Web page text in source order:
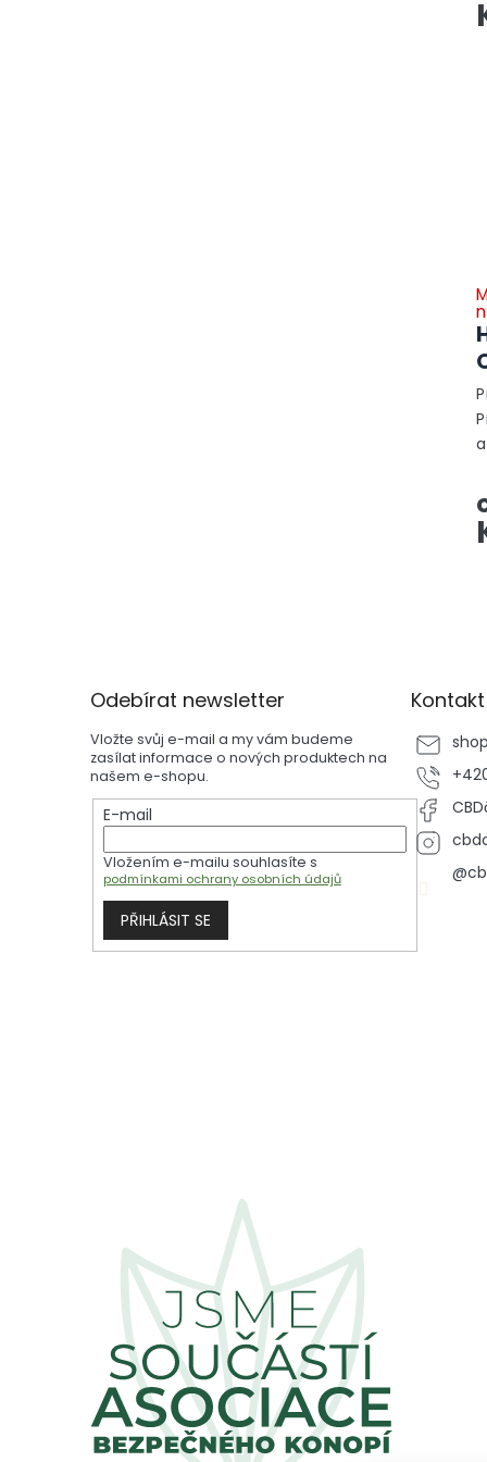
Odebírat newsletter
Vložte svůj e-mail a my vám budeme
zasílat informace o nových produktech na
našem e-shopu.
E-mail
Vložením e-mailu souhlasíte s
podmínkami ochrany osobních údajů
PŘIHLÁSIT SE
Kontakt
shop